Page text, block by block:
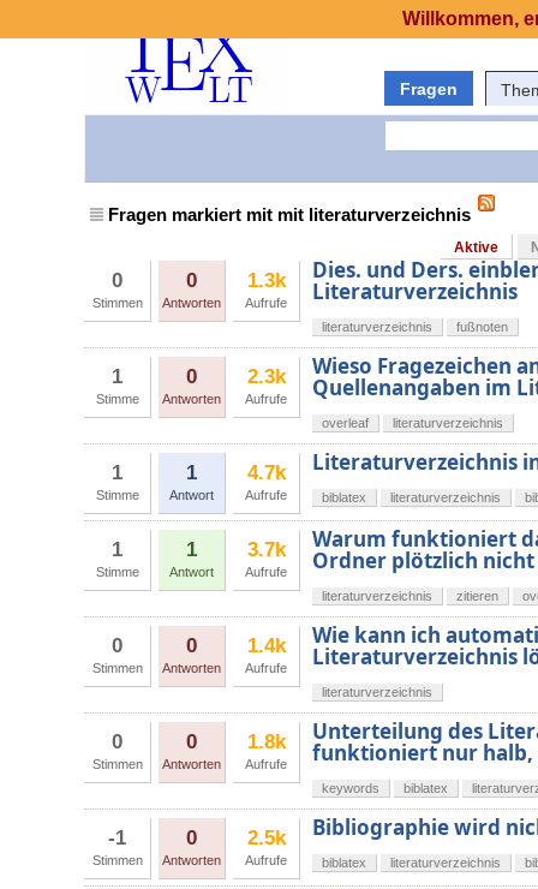
Fragen
Fragen markiert mit mit literaturverzeichnis
Aktive
0
Stimmen
0
Antworten
1.3k
Aufrufe
Dies. und Ders.
Literaturverzeichnis
literaturverzeichnis fußnoten
1
Stimme
0
Antworten
2.3k
Aufrufe
Wieso Fragezeichen
Quellenangaben im
overleaf literaturverzeichnis
1
Stimme
1
Antwort
4.7k
Aufrufe
Literaturverzeichnis
biblatex literaturverzeichnis
1
Stimme
1
Antwort
3.7k
Aufrufe
Warum funktioniert
Ordner plötzlich nicht
literaturverzeichnis zitieren
0
Stimmen
0
Antworten
1.4k
Aufrufe
Wie kann ich
Literaturverzeichnis
literaturverzeichnis
0
Stimmen
0
Antworten
1.8k
Aufrufe
Unterteilung des
funktioniert nur halb,
keywords biblatex
-1
Stimmen
0
Antworten
2.5k
Aufrufe
Bibliographie wird
biblatex literaturverzeichnis
Willkommen,